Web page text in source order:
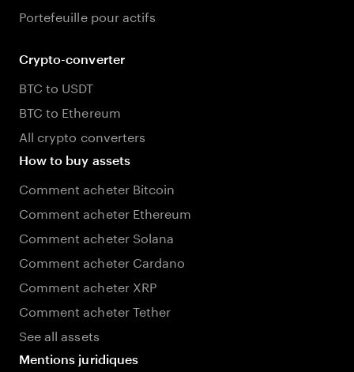
Portefeuille pour actifs
Crypto-converter
BTC to USDT
BTC to Ethereum
All crypto converters
How to buy assets
Comment acheter Bitcoin
Comment acheter Ethereum
Comment acheter Solana
Comment acheter Cardano
Comment acheter XRP
Comment acheter Tether
See all assets
Mentions juridiques